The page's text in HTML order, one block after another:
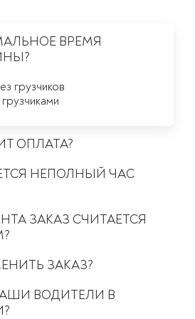
ВРЕМЯ
грузчиков
ОПЛАТА?
Это наша уникальная
нашим клиентам.
по возможной пост-оплате
Все вопросы мы всегда решаем
НЕПОЛНЫЙ ЧАС
минут бесплатного времени, с
за полный час работы.
ЗАКАЗ СЧИТАЕТСЯ
грузчиков и полного
ЗАКАЗ?
ВОДИТЕЛИ В